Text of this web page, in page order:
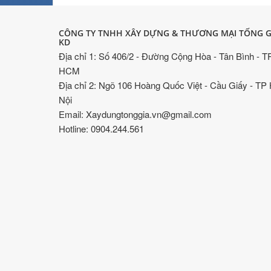
CÔNG TY TNHH XÂY DỰNG & THƯƠNG MẠI TỐNG
KD
Địa chỉ 1: Số 406/2 - Đường Cộng Hòa - Tân Bình -
HCM
Địa chỉ 2: Ngõ 106 Hoàng Quốc Việt - Cầu Giấy - TP
Nội
Email: Xaydungtonggia.vn@gmail.com
Hotline: 0904.244.561